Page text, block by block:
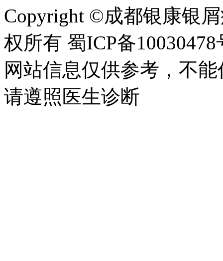
Copyright ©成都银康银
权所有 蜀ICP备10030478
网站信息仅供参考，不
请遵照医生诊断